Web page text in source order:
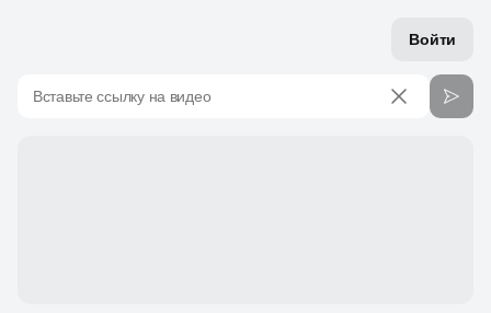
Войти
Вставьте ссылку на видео